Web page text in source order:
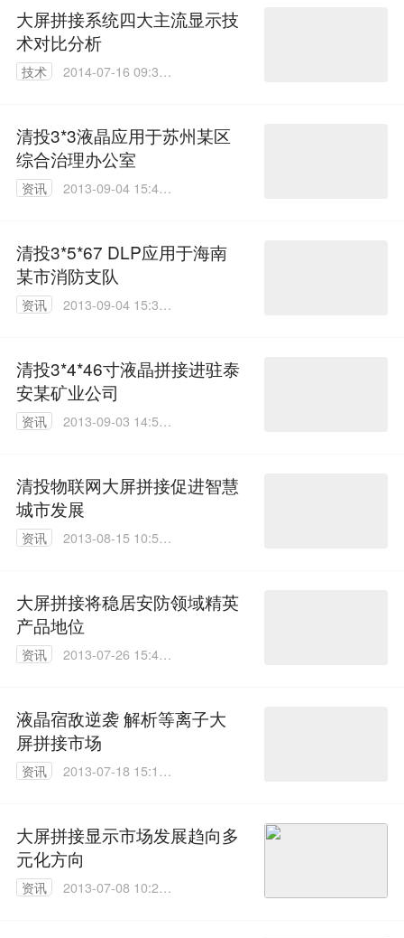
大屏拼接系统四大主流显示技
术对比分析
技术
2014-07-16 09:35:
清投3*3液晶应用于苏州某区
综合治理办公室
资讯
2013-09-04 15:43:
清投3*5*67 DLP应用于海南
某市消防支队
资讯
2013-09-04 15:38:
清投3*4*46寸液晶拼接进驻泰
安某矿业公司
资讯
2013-09-03 14:58:
清投物联网大屏拼接促进智慧
城市发展
资讯
2013-08-15 10:56:
大屏拼接将稳居安防领域精英
产品地位
资讯
2013-07-26 15:41:
液晶宿敌逆袭 解析等离子大
屏拼接市场
资讯
2013-07-18 15:16:
大屏拼接显示市场发展趋向多
元化方向
资讯
2013-07-08 10:22: